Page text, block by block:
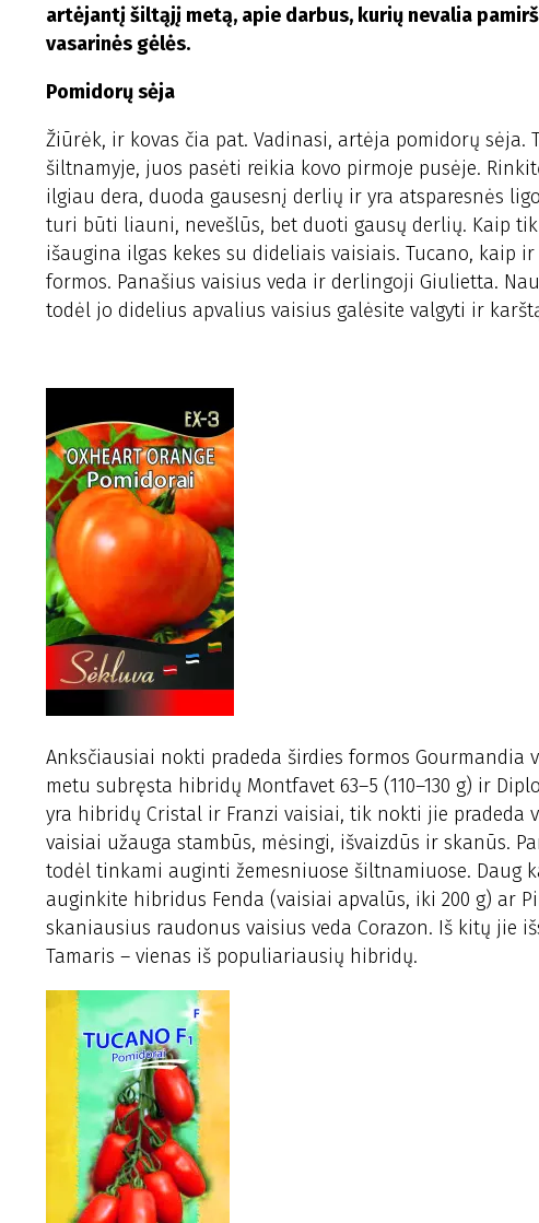
artėjantį šiltąjį metą, apie darbus, kurių nevalia
vasarinės gėlės.
Pomidorų sėja
Žiūrėk, ir kovas čia pat. Vadinasi, artėja pomidorų
šiltnamyje, juos pasėti reikia kovo pirmoje pusėje.
ilgiau dera, duoda gausesnį derlių ir yra atsparesnės
turi būti liauni, nevešlūs, bet duoti gausų derlių. Kaip
išaugina ilgas kekes su dideliais vaisiais. Tucano, kaip
formos. Panašius vaisius veda ir derlingoji Giulietta.
todėl jo didelius apvalius vaisius galėsite valgyti ir
Anksčiausiai nokti pradeda širdies formos Gourmandia
metu subręsta hibridų Montfavet 63–5 (110–130 g) ir
yra hibridų Cristal ir Franzi vaisiai, tik nokti jie pradeda
vaisiai užauga stambūs, mėsingi, išvaizdūs ir skanūs.
todėl tinkami auginti žemesniuose šiltnamiuose. Daug
auginkite hibridus Fenda (vaisiai apvalūs, iki 200 g) ar
skaniausius raudonus vaisius veda Corazon. Iš kitų jie
Tamaris – vienas iš populiariausių hibridų.